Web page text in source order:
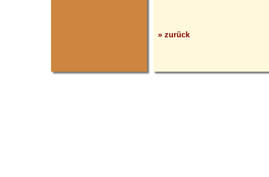
» zurück